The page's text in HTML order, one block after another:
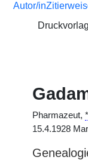
Autor/in
Pharmazeut, *
15.4.1928